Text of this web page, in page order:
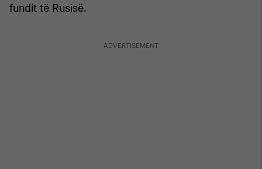
fundit të Rusisë.